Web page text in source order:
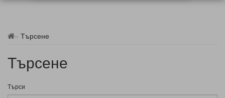
Търсене
Търсене
Търси